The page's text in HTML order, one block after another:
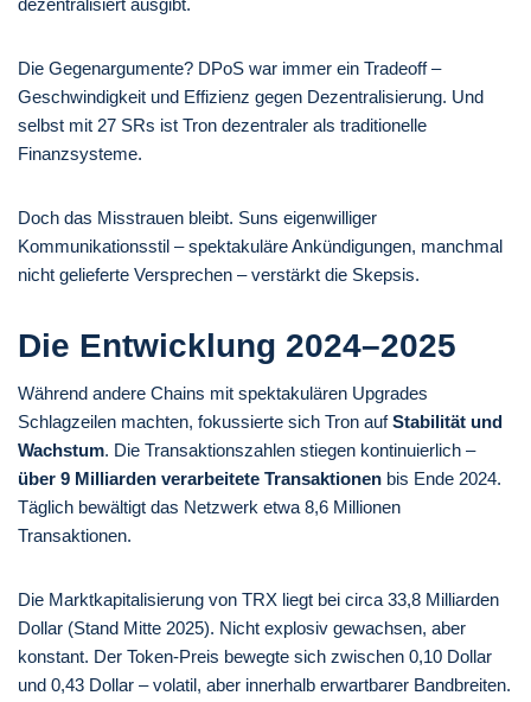
dezentralisiert ausgibt.
Die Gegenargumente? DPoS war immer ein Tradeoff –
Geschwindigkeit und Effizienz gegen Dezentralisierung. Und
selbst mit 27 SRs ist Tron dezentraler als traditionelle
Finanzsysteme.
Doch das Misstrauen bleibt. Suns eigenwilliger
Kommunikationsstil – spektakuläre Ankündigungen, manchmal
nicht gelieferte Versprechen – verstärkt die Skepsis.
Die Entwicklung 2024–2025
Während andere Chains mit spektakulären Upgrades
Schlagzeilen machten, fokussierte sich Tron aufStabilität und
Wachstum. Die Transaktionszahlen stiegen kontinuierlich –
über 9 Milliarden verarbeitete Transaktionen bis Ende 2024.
Täglich bewältigt das Netzwerk etwa 8,6 Millionen
Transaktionen.
Die Marktkapitalisierung von TRX liegt bei circa 33,8 Milliarden
Dollar (Stand Mitte 2025). Nicht explosiv gewachsen, aber
konstant. Der Token-Preis bewegte sich zwischen 0,10 Dollar
und 0,43 Dollar – volatil, aber innerhalb erwartbarer Bandbreiten.